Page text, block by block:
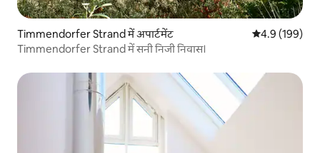
Timmendorfer Strand में अपार्टमेंट औसत रेटिंग 5 में
4.9 (199)
Timmendorfer Strand में सनी निजी निवास।